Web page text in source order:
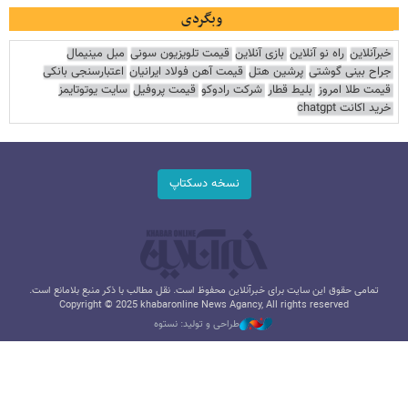
وبگردی
خبرآنلاین راه نو آنلاین بازی آنلاین قیمت تلویزیون سونی مبل مینیمال
جراح بینی گوشتی پرشین هتل قیمت آهن فولاد ایرانیان اعتبارسنجی بانکی
قیمت طلا امروز بلیط قطار شرکت رادوکو قیمت پروفیل سایت یوتوتایمز
خرید اکانت chatgpt
نسخه دسکتاپ
تمامی حقوق این سایت برای خبرآنلاین محفوظ است. نقل مطالب با ذکر منبع بلامانع است.
Copyright © 2025 khabaronline News Agancy, All rights reserved
طراحی و تولید: نستوه